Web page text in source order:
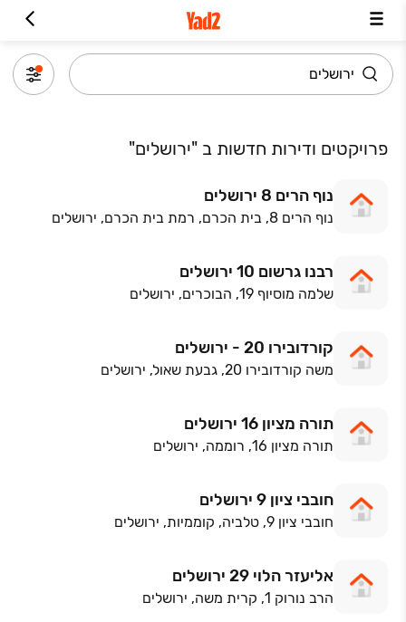
פרויקטים ודירות חדשות ב "ירושלים"
נוף הרים 8 ירושלים
נוף הרים 8, בית הכרם, רמת בית הכרם, ירושלים
רבנו גרשום 10 ירושלים
שלמה מוסיוף 19, הבוכרים, ירושלים
קורדובירו 20 - ירושלים
משה קורדובירו 20, גבעת שאול, ירושלים
תורה מציון 16 ירושלים
תורה מציון 16, רוממה, ירושלים
חובבי ציון 9 ירושלים
חובבי ציון 9, טלביה, קוממיות, ירושלים
אליעזר הלוי 29 ירושלים
הרב נורוק 1, קרית משה, ירושלים